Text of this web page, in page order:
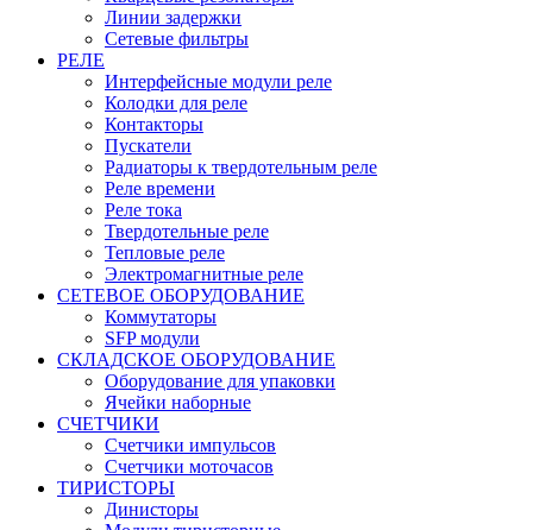
Линии задержки
Сетевые фильтры
РЕЛЕ
Интерфейсные модули реле
Колодки для реле
Контакторы
Пускатели
Радиаторы к твердотельным реле
Реле времени
Реле тока
Твердотельные реле
Тепловые реле
Электромагнитные реле
СЕТЕВОЕ ОБОРУДОВАНИЕ
Коммутаторы
SFP модули
СКЛАДСКОЕ ОБОРУДОВАНИЕ
Оборудование для упаковки
Ячейки наборные
СЧЕТЧИКИ
Счетчики импульсов
Счетчики моточасов
ТИРИСТОРЫ
Динисторы